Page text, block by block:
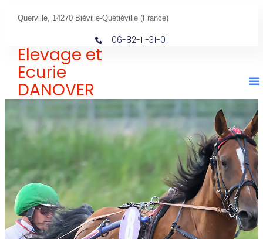
Querville, 14270 Biéville-Quétiéville (France)
06-82-11-31-01
Elevage et
Ecurie
DANOVER